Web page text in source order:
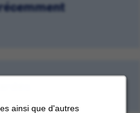
ainsi que d'autres